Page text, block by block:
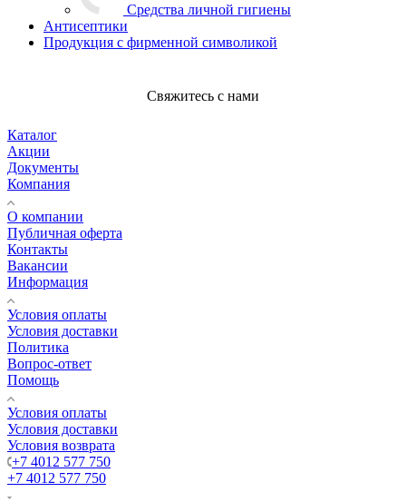
Средства личной гигиены
Антисептики
Продукция с фирменной символикой
Свяжитесь с нами
Каталог
Акции
Документы
Компания
О компании
Публичная оферта
Контакты
Вакансии
Информация
Условия оплаты
Условия доставки
Политика
Вопрос-ответ
Помощь
Условия оплаты
Условия доставки
Условия возврата
+7 4012 577 750
+7 4012 577 750